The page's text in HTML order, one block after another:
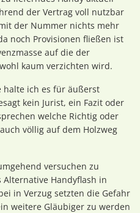
der Vertrag voll nutzbar
der Nummer nichts mehr
noch Provisionen fließen ist
auf die der
kaum verzichten wird.
halte ich es für äußerst
kein Jurist, ein Fazit oder
welche Richtig oder
völlig auf dem Holzweg
versuchen zu
Handyflash in
in Verzug setzten die Gefahr
weitere Gläubiger zu werden